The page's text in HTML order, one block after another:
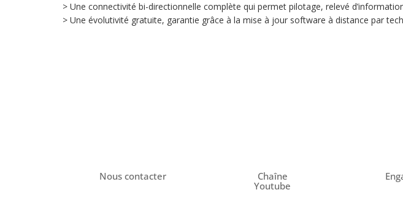
> Une connectivité bi-directionnelle complète qui permet pilotage, relevé
> Une évolutivité gratuite, garantie grâce à la mise à jour software à distance par
Nous contacter
Chaîne
Youtube